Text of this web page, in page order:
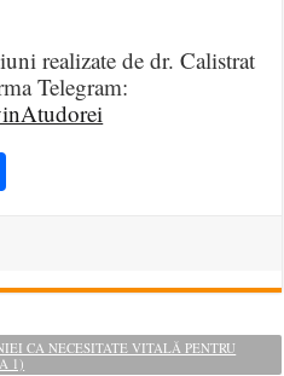
realizate de dr. Calistrat
Telegram:
CA NECESITATE VITALĂ PENTRU
1)